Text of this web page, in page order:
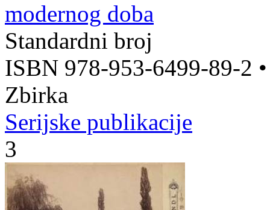
modernog doba
Standardni broj
ISBN 978-953-6499-89-2
Zbirka
Serijske publikacije
3